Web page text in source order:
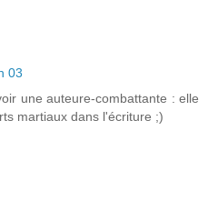
03
une auteure-combattante : elle
martiaux dans l'écriture ;)